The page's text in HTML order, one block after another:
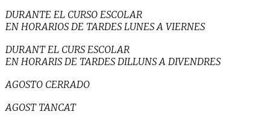
DURANTE EL CURSO ESCOLAR
EN HORARIOS DE TARDES LUNES A VIERNES
DURANT EL CURS ESCOLAR
EN HORARIS DE TARDES DILLUNS A DIVENDRES
AGOSTO CERRADO
AGOST TANCAT